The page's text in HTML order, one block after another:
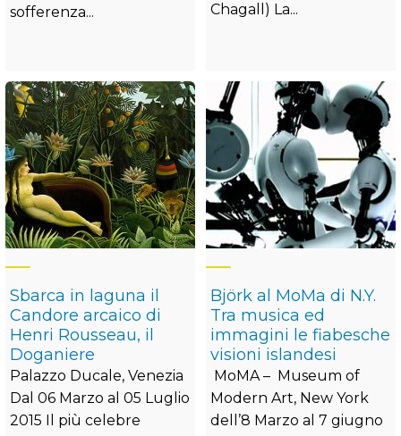
sofferenza...
Chagall) La...
Sbarca in laguna il
Candore arcaico di
Henri Rousseau, il
Doganiere
Palazzo Ducale, Venezia
Dal 06 Marzo al 05 Luglio
2015 Il più celebre
Björk al MoMa di N.Y.
Tra musica ed
immagini le fiabesche
visioni islandesi
MoMA – Museum of
Modern Art, New York
dell’8 Marzo al 7 giugno